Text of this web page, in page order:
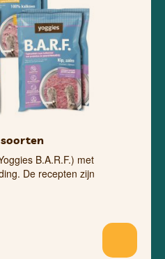
soorten
B.A.R.F.) met
De recepten zijn